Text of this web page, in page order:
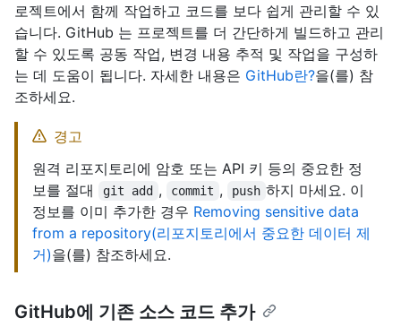
로젝트에서 함께 작업하고 코드를 보다 쉽게 관리할 수 있
습니다. GitHub 는 프로젝트를 더 간단하게 빌드하고 관리
할 수 있도록 공동 작업, 변경 내용 추적 및 작업을 구성하
는 데 도움이 됩니다. 자세한 내용은 GitHub란?을(를) 참
조하세요.
경고
원격 리포지토리에 암호 또는 API 키 등의 중요한 정
보를 절대
git add , commit , push 하지 마세요. 이
정보를 이미 추가한 경우 Removing sensitive data
from a repository(리포지토리에서 중요한 데이터 제
거)을(를) 참조하세요.
GitHub에 기존 소스 코드 추가